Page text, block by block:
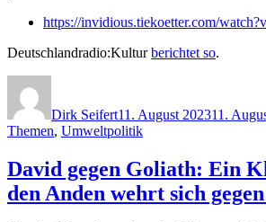
https://invidious.tiekoetter.com/
Deutschlandradio:Kulturberichtet so.
Dirk Seifert11. August 202311.
Themen, Umweltpolitik
David gegen Goliath: Ein
den Anden wehrt sich